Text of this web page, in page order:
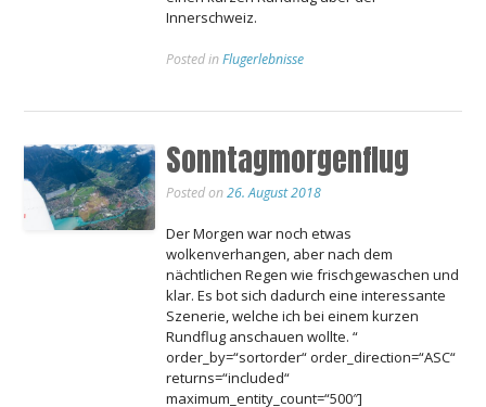
Innerschweiz.
Posted inFlugerlebnisse
Sonntagmorgenflug
Posted on26. August 2018
Der Morgen war noch etwas
wolkenverhangen, aber nach dem
nächtlichen Regen wie frischgewaschen und
klar. Es bot sich dadurch eine interessante
Szenerie, welche ich bei einem kurzen
Rundflug anschauen wollte. “
order_by=“sortorder“ order_direction=“ASC“
returns=“included“
maximum_entity_count=“500″]